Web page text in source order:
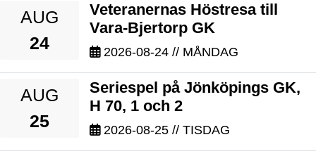
AUG
24
Veteranernas Höstresa till
Vara-Bjertorp GK
2026-08-24 // MÅNDAG
AUG
25
Seriespel på Jönköpings GK,
H 70, 1 och 2
2026-08-25 // TISDAG